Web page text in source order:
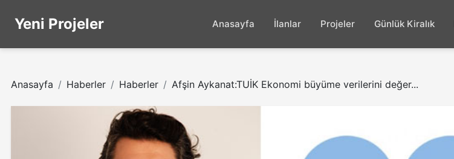
Yeni Projeler Anasayfa İlanlar Projeler Günlük Kiralık
Anasayfa Haberler Haberler Afşin Aykanat:TUİK Ekonomi büyüme verilerini değer...